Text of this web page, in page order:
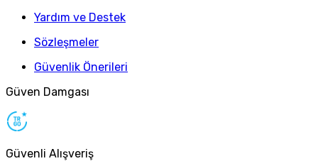
Yardım ve Destek
Sözleşmeler
Güvenlik Önerileri
Güven Damgası
Güvenli Alışveriş